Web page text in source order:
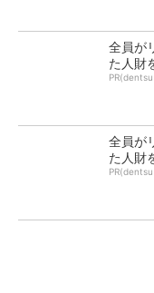
全員が
た人財
全員が
た人財